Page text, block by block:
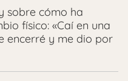
sobre cómo ha
físico: «Caí en una
encerré y me dio por